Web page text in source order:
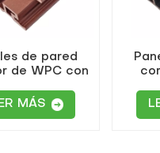
de pared
de WPC con
MÁS